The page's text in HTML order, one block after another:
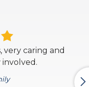
very caring and
involved.